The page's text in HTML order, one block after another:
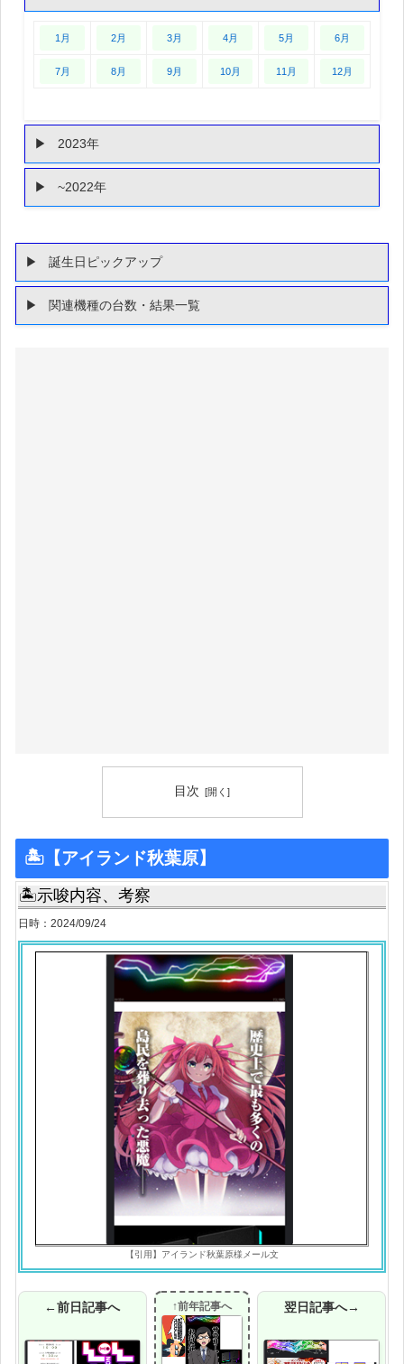
1月 2月 3月 4月 5月 6月
7月 8月 9月 10月 11月 12月
2023年
~2022年
誕生日ピックアップ
関連機種の台数・結果一覧
目次
🏝【アイランド秋葉原】
🏝示唆内容、考察
日時：2024/09/24
【引用】アイランド秋葉原様メール文
←前日記事へ ↑前年記事へ 翌日記事へ→